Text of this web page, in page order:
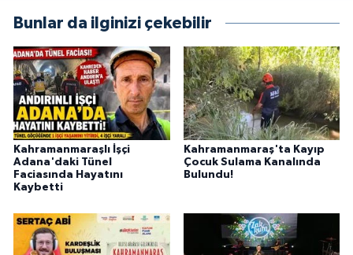
Bunlar da ilginizi çekebilir
Kahramanmaraşlı İşçi
Adana'daki Tünel
Faciasında Hayatını
Kaybetti
Kahramanmaraş'ta Kayıp
Çocuk Sulama Kanalında
Bulundu!
HEDEF2020
OTOMOBİL
MİZAH
TARİH
Genel
Politika